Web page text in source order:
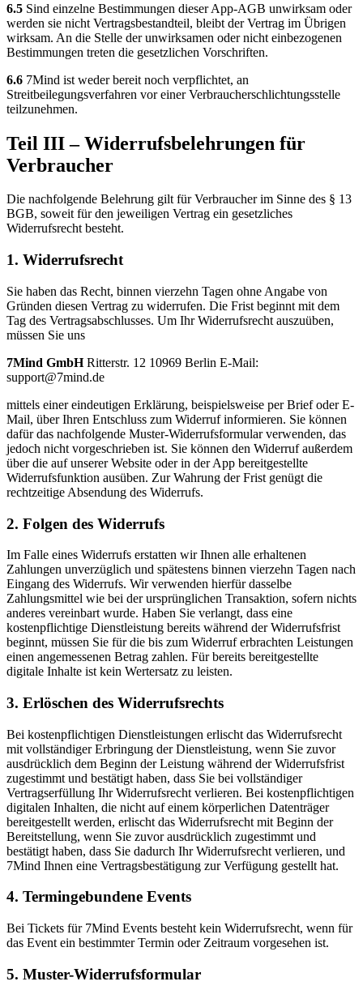
6.5 Sind einzelne Bestimmungen dieser App-AGB unwirksam oder
werden sie nicht Vertragsbestandteil, bleibt der Vertrag im Übrigen
wirksam. An die Stelle der unwirksamen oder nicht einbezogenen
Bestimmungen treten die gesetzlichen Vorschriften.
6.6 7Mind ist weder bereit noch verpflichtet, an
Streitbeilegungsverfahren vor einer Verbraucherschlichtungsstelle
teilzunehmen.
Teil III – Widerrufsbelehrungen für
Verbraucher
Die nachfolgende Belehrung gilt für Verbraucher im Sinne des § 13
BGB, soweit für den jeweiligen Vertrag ein gesetzliches
Widerrufsrecht besteht.
1. Widerrufsrecht
Sie haben das Recht, binnen vierzehn Tagen ohne Angabe von
Gründen diesen Vertrag zu widerrufen. Die Frist beginnt mit dem
Tag des Vertragsabschlusses. Um Ihr Widerrufsrecht auszuüben,
müssen Sie uns
7Mind GmbHRitterstr. 12 10969 Berlin E-Mail:
support@7mind.de
mittels einer eindeutigen Erklärung, beispielsweise per Brief oder E-
Mail, über Ihren Entschluss zum Widerruf informieren. Sie können
dafür das nachfolgende Muster-Widerrufsformular verwenden, das
jedoch nicht vorgeschrieben ist. Sie können den Widerruf außerdem
über die auf unserer Website oder in der App bereitgestellte
Widerrufsfunktion ausüben. Zur Wahrung der Frist genügt die
rechtzeitige Absendung des Widerrufs.
2. Folgen des Widerrufs
Im Falle eines Widerrufs erstatten wir Ihnen alle erhaltenen
Zahlungen unverzüglich und spätestens binnen vierzehn Tagen nach
Eingang des Widerrufs. Wir verwenden hierfür dasselbe
Zahlungsmittel wie bei der ursprünglichen Transaktion, sofern nichts
anderes vereinbart wurde. Haben Sie verlangt, dass eine
kostenpflichtige Dienstleistung bereits während der Widerrufsfrist
beginnt, müssen Sie für die bis zum Widerruf erbrachten Leistungen
einen angemessenen Betrag zahlen. Für bereits bereitgestellte
digitale Inhalte ist kein Wertersatz zu leisten.
3. Erlöschen des Widerrufsrechts
Bei kostenpflichtigen Dienstleistungen erlischt das Widerrufsrecht
mit vollständiger Erbringung der Dienstleistung, wenn Sie zuvor
ausdrücklich dem Beginn der Leistung während der Widerrufsfrist
zugestimmt und bestätigt haben, dass Sie bei vollständiger
Vertragserfüllung Ihr Widerrufsrecht verlieren. Bei kostenpflichtigen
digitalen Inhalten, die nicht auf einem körperlichen Datenträger
bereitgestellt werden, erlischt das Widerrufsrecht mit Beginn der
Bereitstellung, wenn Sie zuvor ausdrücklich zugestimmt und
bestätigt haben, dass Sie dadurch Ihr Widerrufsrecht verlieren, und
7Mind Ihnen eine Vertragsbestätigung zur Verfügung gestellt hat.
4. Termingebundene Events
Bei Tickets für 7Mind Events besteht kein Widerrufsrecht, wenn für
das Event ein bestimmter Termin oder Zeitraum vorgesehen ist.
5. Muster-Widerrufsformular